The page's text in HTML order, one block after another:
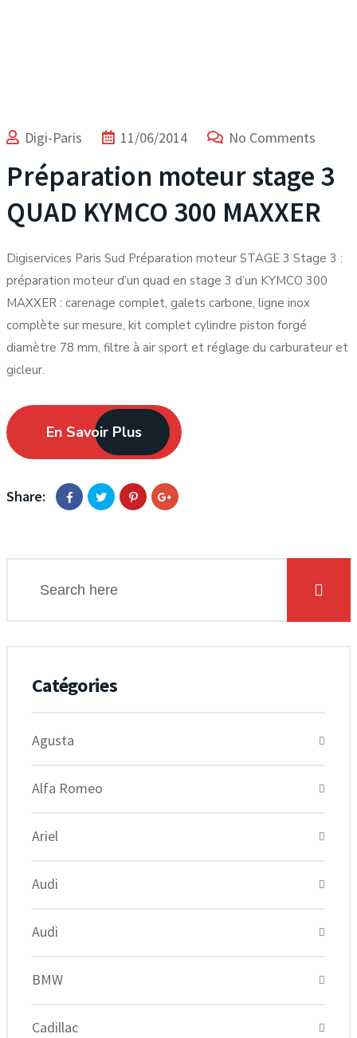
Digi-Paris 11/06/2014 No Comments
Préparation moteur stage 3
QUAD KYMCO 300 MAXXER
Digiservices Paris Sud Préparation moteur STAGE 3 Stage 3 :
préparation moteur d’un quad en stage 3 d’un KYMCO 300
MAXXER : carenage complet, galets carbone, ligne inox
complète sur mesure, kit complet cylindre piston forgé
diamètre 78 mm, filtre à air sport et réglage du carburateur et
gicleur.
En Savoir Plus
Share:
Catégories
Agusta
Alfa Romeo
Ariel
Audi
Audi
BMW
Cadillac